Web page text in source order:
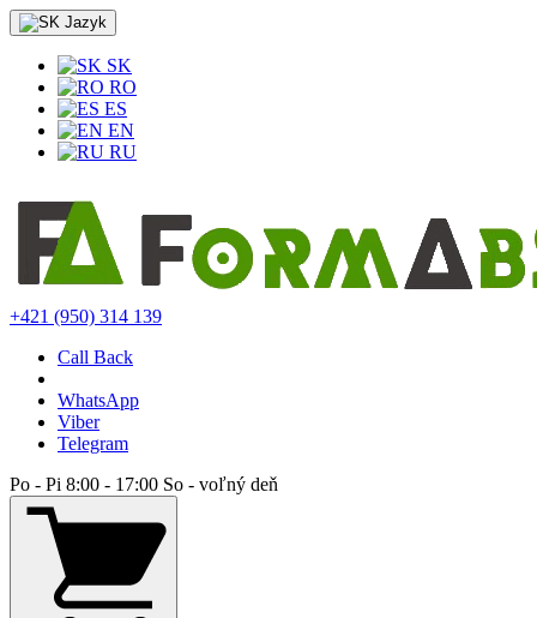
Jazyk
SK
RO
ES
EN
RU
+421 (950) 314 139
Call Back
WhatsApp
Viber
Telegram
Po - Pi 8:00 - 17:00 So - voľný deň